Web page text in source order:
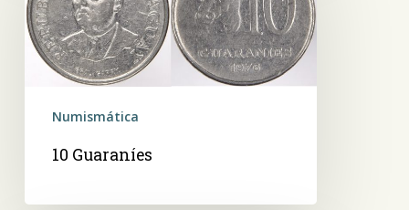
Numismática
10 Guaraníes